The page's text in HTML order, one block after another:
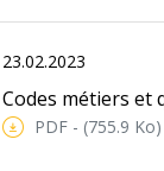
23.02.2023
Codes métiers et
PDF - (755.9 Ko)